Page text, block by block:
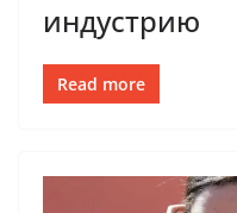
индустрию
Read more